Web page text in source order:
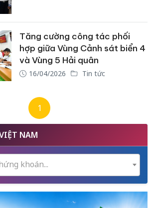
Tăng cường công tác phối
hợp giữa Vùng Cảnh sát biển 4
và Vùng 5 Hải quân
16/04/2026 Tin tức
1
NAM
khoán...